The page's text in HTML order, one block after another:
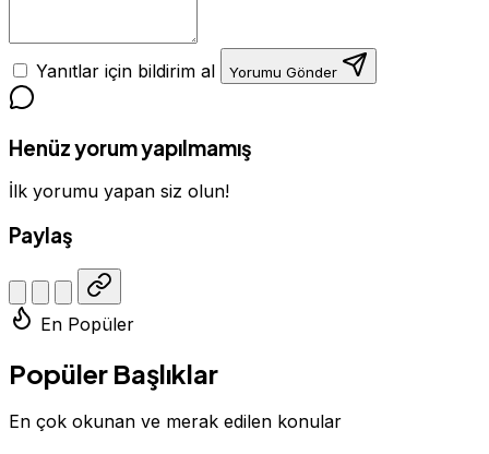
Yanıtlar için bildirim al Yorumu Gönder
Henüz yorum yapılmamış
İlk yorumu yapan siz olun!
Paylaş
En Popüler
Popüler Başlıklar
En çok okunan ve merak edilen konular